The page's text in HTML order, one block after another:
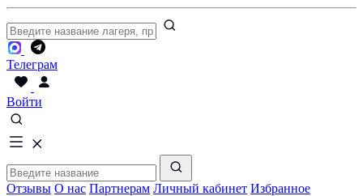
Телеграм
Войти
Отзывы О нас Партнерам Личный кабинет Избранное